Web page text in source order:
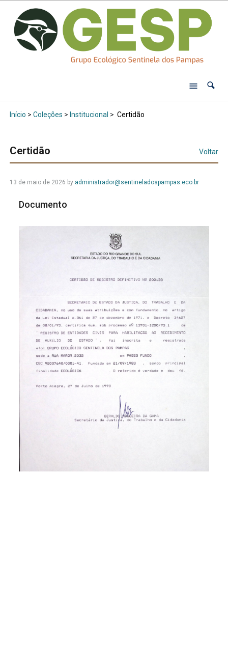
Início > Coleções > Institucional > Certidão
Certidão Voltar
13 de maio de 2026 by administrador@sentineladospampas.eco.br
Documento